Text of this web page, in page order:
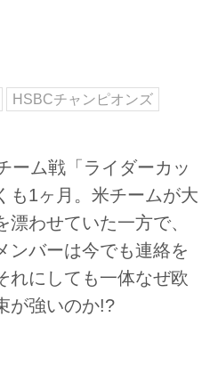
HSBCチャンピオンズ
ーム戦「ライダーカッ
も1ヶ月。米チームが大
わせていた一方で、
ンバーは今でも連絡を
れにしても一体なぜ欧
が強いのか!?